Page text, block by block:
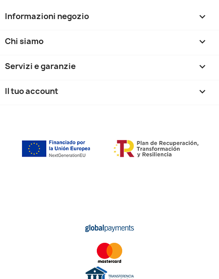
Informazioni negozio keyboard_arrow_down
Chi siamo 
Servizi e garanzie 
Il tuo account 